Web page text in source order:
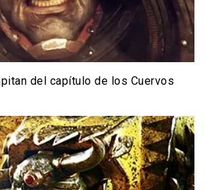
del capítulo de los Cuervos